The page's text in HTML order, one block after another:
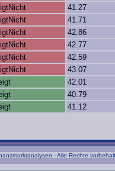
41.27
41.71
42.86
42.77
42.59
43.07
42.01
40.79
41.12
- Alle Rechte